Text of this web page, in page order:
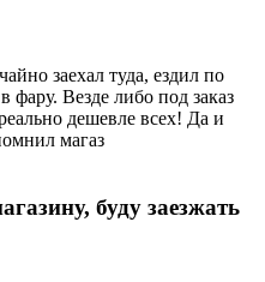
заехал туда, ездил по
фару. Везде либо под заказ
дешевле всех! Да и
магаз
буду заезжать